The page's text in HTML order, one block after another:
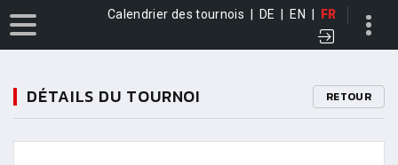
Calendrier des tournois DE EN FR
DÉTAILS DU TOURNOI RETOUR